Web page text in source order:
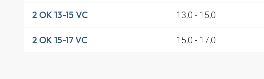
2 OK 13-15 VC 13,0 - 15,0
2 OK 15-17 VC 15,0 - 17,0